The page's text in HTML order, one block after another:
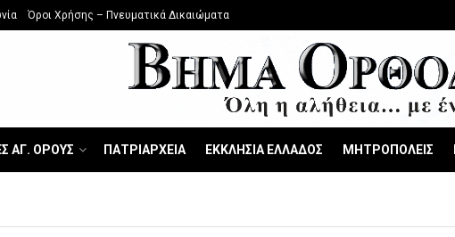
Όροι Χρήσης – Πνευματικά Δικαιώματα
ΑΓ. ΟΡΟΥΣ ΠΑΤΡΙΑΡΧΕΙΑ ΕΚΚΛΗΣΙΑ ΕΛΛΑΔΟΣ ΜΗΤΡΟΠΟΛΕΙΣ